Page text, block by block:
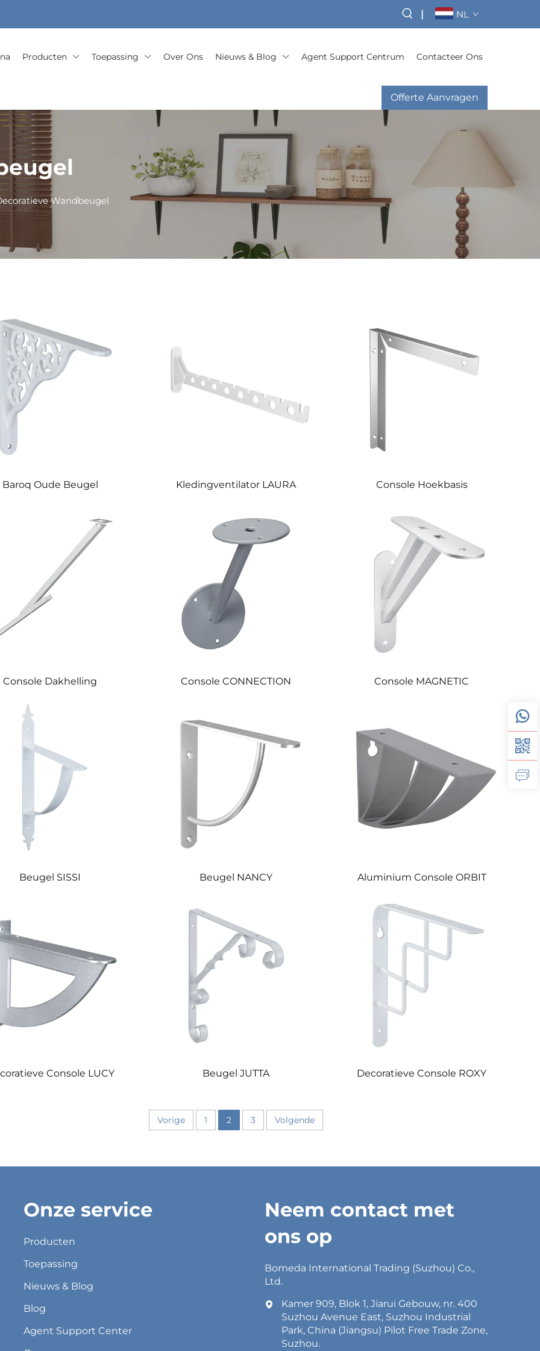
| NL
Producten Toepassing Over Ons Nieuws & Blog Agent Support Centrum Contacteer Ons
Offerte Aanvragen
Wandbeugel
Baroq Oude Beugel Kledingventilator LAURA Console Hoekbasis
Console Dakhelling Console CONNECTION Console MAGNETIC
Beugel SISSI Beugel NANCY Aluminium Console ORBIT
Console LUCY Beugel JUTTA Decoratieve Console ROXY
Vorige 1 2 3 Volgende
Onze service
Producten
Toepassing
Nieuws & Blog
Blog
Agent Support Center
Neem contact met
ons op
Bomeda International Trading (Suzhou) Co.,
Ltd.
Kamer 909, Blok 1, Jiarui Gebouw, nr. 400
Suzhou Avenue East, Suzhou Industrial
Park, China (Jiangsu) Pilot Free Trade Zone,
Suzhou.